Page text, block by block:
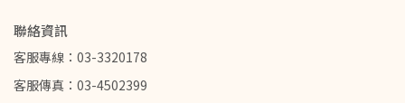
聯絡資訊
客服專線：03-3320178
客服傳真：03-4502399